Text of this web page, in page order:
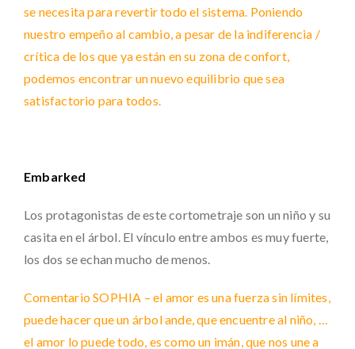
se necesita para revertir todo el sistema. Poniendo
nuestro empeño al cambio, a pesar de la indiferencia /
crítica de los que ya están en su zona de confort,
podemos encontrar un nuevo equilibrio que sea
satisfactorio para todos.
Embarked
Los protagonistas de este cortometraje son un niño y su
casita en el árbol. El vínculo entre ambos es muy fuerte,
los dos se echan mucho de menos.
Comentario SOPHIA – el amor es una fuerza sin límites,
puede hacer que un árbol ande, que encuentre al niño, …
el amor lo puede todo, es como un imán, que nos une a